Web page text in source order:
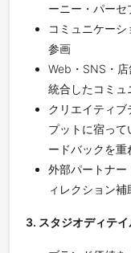
ーニー・パー
コミュニケー
参画
Web・SNS・
統合したコミュ
クリエイティ
プットに宿って
ードバックを重
外部パートナー
ィレクション補
3. スタジオディテ